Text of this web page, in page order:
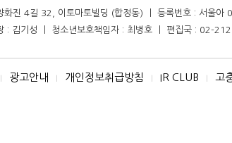
화진 4길 32, 이토마토빌딩 (합정동) ㅣ 등록번호 : 서울
: 김기성 ㅣ 청소년보호책임자 : 최병호 ㅣ 편집국 : 02-
I 광고안내 I 개인정보취급방침 I IR CLUB I 고